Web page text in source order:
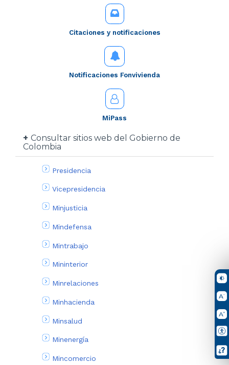
Citaciones y notificaciones
Notificaciones Fonvivienda
MiPass
Consultar sitios web del Gobierno de
Colombia
Presidencia
Vicepresidencia
Minjusticia
Mindefensa
Mintrabajo
Mininterior
Minrelaciones
Minhacienda
Minsalud
Minenergía
Mincomercio